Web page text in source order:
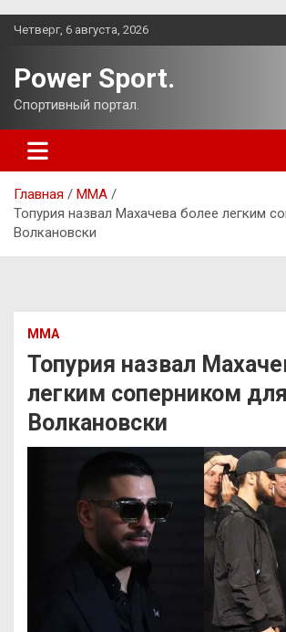
Перейти
Четверг, 6 августа, 2026
Power Sport.
Спортивный портал.
Главная
ММА
Топурия назвал Махачева более легким
Волкановски
ММА
Топурия назвал
легким соперником для
Волкановски